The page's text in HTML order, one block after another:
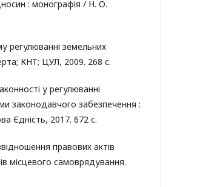
: монографія / Н. О.
регулюванні земельних
КНТ; ЦУЛ, 2009. 268 с.
у регулюванні
законодавчого забезпечення :
Єдність, 2017. 672 с.
правових актів
місцевого самоврядування.